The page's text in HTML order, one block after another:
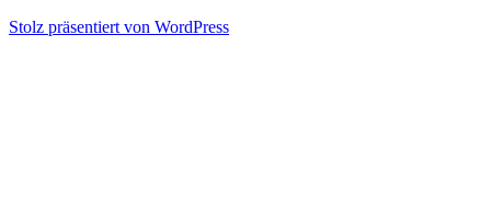
Stolz präsentiert von WordPress